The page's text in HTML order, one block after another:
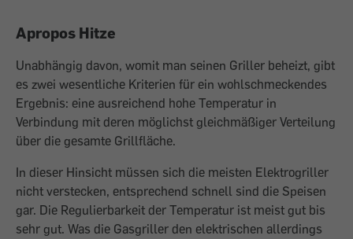
Apropos Hitze
Unabhängig davon, womit man seinen Griller beheizt, gibt
es zwei wesentliche Kriterien für ein wohlschmeckendes
Ergebnis: eine ausreichend hohe Temperatur in
Verbindung mit deren möglichst gleichmäßiger Verteilung
über die gesamte Grillfläche.
In dieser Hinsicht müssen sich die meisten Elektrogriller
nicht verstecken, entsprechend schnell sind die Speisen
gar. Die Regulierbarkeit der Temperatur ist meist gut bis
sehr gut. Was die Gasgriller den elektrischen allerdings